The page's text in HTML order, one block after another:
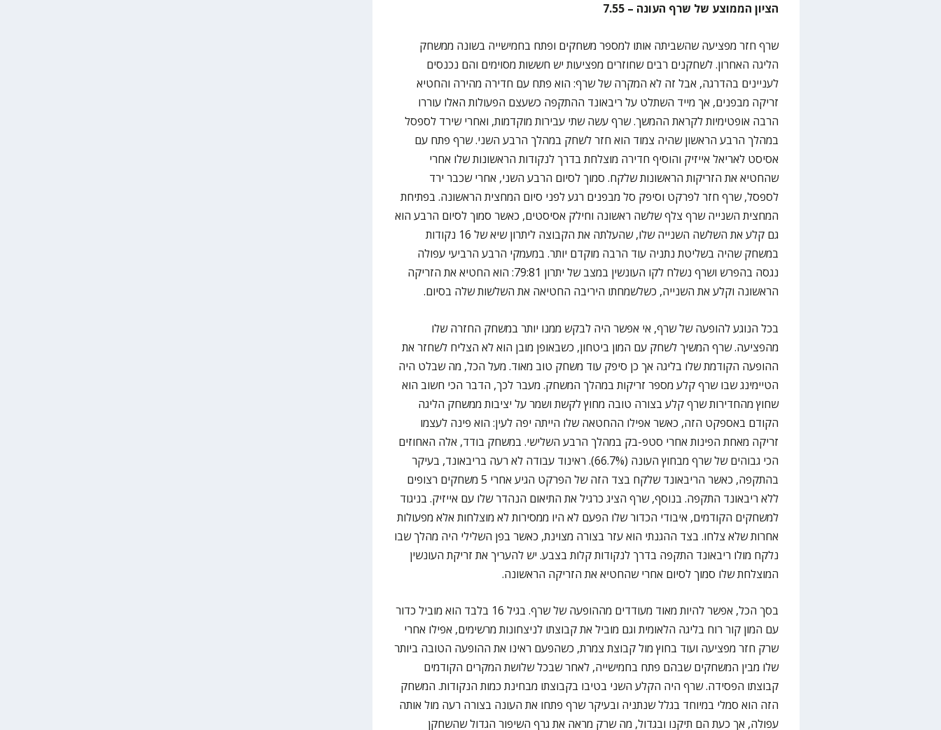
הציון הממוצע של שרף העונה – 7.55
שרף חזר מפציעה שהשביתה אותו למספר משחקים ופתח בחמישייה בשונה ממשחק
הליגה האחרון. לשחקנים רבים שחוזרים מפציעות יש חששות מסוימים והם נכנסים
לעניינים בהדרגה, אבל זה לא המקרה של שרף: הוא פתח עם חדירה מהירה והחטיא
זריקה מבפנים, אך מייד השתלט על ריבאונד ההתקפה כשעצם הפעולות האלו עוררו
הרבה אופטימיות לקראת ההמשך. שרף עשה שתי עבירות מוקדמות, ואחרי שירד לספסל
במהלך הרבע הראשון שהיה צמוד הוא חזר לשחק במהלך הרבע השני. שרף פתח עם
אסיסט לאריאל אייזיק והוסיף חדירה מוצלחת בדרך לנקודות הראשונות שלו אחרי
שהחטיא את הזריקות הראשונות שלקח. סמוך לסיום הרבע השני, אחרי שכבר ירד
לספסל, שרף חזר לפרקט וסיפק סל מבפנים רגע לפני סיום המחצית הראשונה. בפתיחת
המחצית השנייה שרף צלף שלשה ראשונה וחילק אסיסטים, כאשר סמוך לסיום הרבע הוא
גם קלע את השלשה השנייה שלו, שהעלתה את הקבוצה ליתרון שיא של 16 נקודות
במשחק שהיה בשליטת נתניה עוד הרבה מוקדם יותר. במעמקי הרבע הרביעי עפולה
נגסה בהפרש ושרף נשלח לקו העונשין במצב של יתרון 79:81: הוא החטיא את הזריקה
הראשונה וקלע את השנייה, כשלשמחתו היריבה החטיאה את השלשות שלה בסיום.
בכל הנוגע להופעה של שרף, אי אפשר היה לבקש ממנו יותר במשחק החזרה שלו
מהפציעה. שרף המשיך לשחק עם המון ביטחון, כשבאופן מובן הוא לא הצליח לשחזר את
ההופעה הקודמת שלו בליגה אך כן סיפק עוד משחק טוב מאוד. מעל הכל, מה שבלט היה
הטיימינג שבו שרף קלע מספר זריקות במהלך המשחק. מעבר לכך, הדבר הכי חשוב הוא
שחוץ מהחדירות שרף קלע בצורה טובה מחוץ לקשת ושמר על יציבות ממשחק הליגה
הקודם באספקט הזה, כאשר אפילו ההחטאה שלו הייתה יפה לעין: הוא פינה לעצמו
זריקה מאחת הפינות אחרי סטפ-בק במהלך הרבע השלישי. במשחק בודד, אלה האחוזים
הכי גבוהים של שרף מבחוץ העונה (66.7%). ראינוד עבודה לא רעה בריבאונד, בעיקר
בהתקפה, כאשר הריבאונד שלקח בצד הזה של הפרקט הגיע אחרי 5 משחקים רצופים
ללא ריבאונד התקפה. בנוסף, שרף הציג כרגיל את התיאום הנהדר שלו עם אייזיק. בניגוד
למשחקים הקודמים, איבודי הכדור שלו הפעם לא היו ממסירות לא מוצלחות אלא מפעולות
אחרות שלא צלחו. בצד ההגנתי הוא עזר בצורה מצוינת, כאשר בפן השלילי היה מהלך שבו
נלקח מולו ריבאונד התקפה בדרך לנקודות קלות בצבע. יש להעריך את זריקת העונשין
המוצלחת שלו סמוך לסיום אחרי שהחטיא את הזריקה הראשונה.
בסך הכל, אפשר להיות מאוד מעודדים מההופעה של שרף. בגיל 16 בלבד הוא מוביל כדור
עם המון קור רוח בליגה הלאומית וגם מוביל את קבוצתו לניצחונות מרשימים, אפילו אחרי
שרק חזר מפציעה ועוד בחוץ מול קבוצת צמרת, כשהפעם ראינו את ההופעה הטובה ביותר
שלו מבין המשחקים שבהם פתח בחמישייה, לאחר שבכל שלושת המקרים הקודמים
קבוצתו הפסידה. שרף היה הקלע השני בטיבו בקבוצתו מבחינת כמות הנקודות. המשחק
הזה הוא סמלי במיוחד בגלל שנתניה ובעיקר שרף פתחו את העונה בצורה רעה מול אותה
עפולה, אך כעת הם תיקנו ובגדול, מה שרק מראה את גרף השיפור הגדול שהשחקן